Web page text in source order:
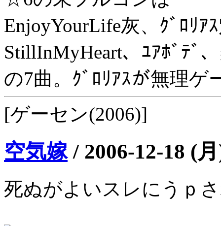
EnjoyYourLife灰、ｸﾞﾛﾘｱ
StillInMyHeart、ﾕｱﾎﾞﾃﾞ
の7曲。ｸﾞﾛﾘｱｽが無理ゲ
[ゲーセン(2006)]
空気嫁/ 2006-12-18 (
死ぬがよいスレにうｐ